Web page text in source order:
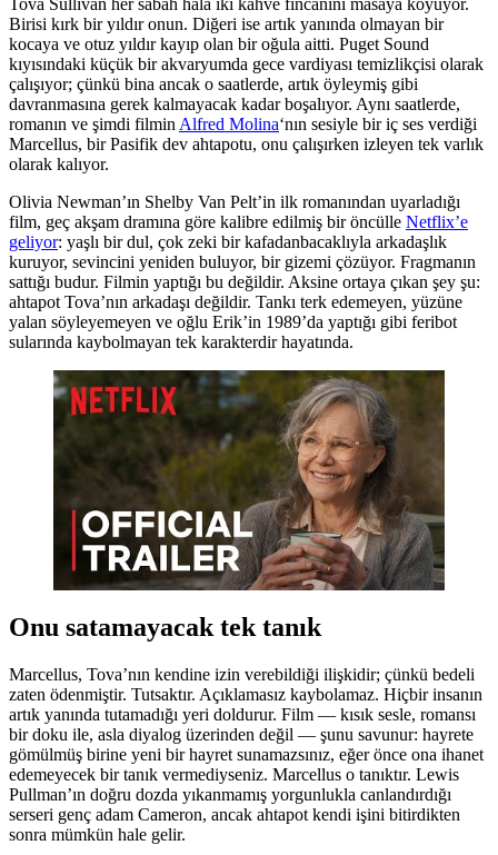
Birisi kırk bir yıldır onun. Diğeri ise artık yanında olmayan bir
kocaya ve otuz yıldır kayıp olan bir oğula aitti. Puget Sound
kıyısındaki küçük bir akvaryumda gece vardiyası temizlikçisi olarak
çalışıyor; çünkü bina ancak o saatlerde, artık öyleymiş gibi
davranmasına gerek kalmayacak kadar boşalıyor. Aynı saatlerde,
romanın ve şimdi filmin Alfred Molina‘nın sesiyle bir iç ses verdiği
Marcellus, bir Pasifik dev ahtapotu, onu çalışırken izleyen tek varlık
olarak kalıyor.
Olivia Newman’ın Shelby Van Pelt’in ilk romanından uyarladığı
film, geç akşam dramına göre kalibre edilmiş bir öncülle Netflix’e
geliyor: yaşlı bir dul, çok zeki bir kafadanbacaklıyla arkadaşlık
kuruyor, sevincini yeniden buluyor, bir gizemi çözüyor. Fragmanın
sattığı budur. Filmin yaptığı bu değildir. Aksine ortaya çıkan şey şu:
ahtapot Tova’nın arkadaşı değildir. Tankı terk edemeyen, yüzüne
yalan söyleyemeyen ve oğlu Erik’in 1989’da yaptığı gibi feribot
sularında kaybolmayan tek karakterdir hayatında.
Onu satamayacak tek tanık
Marcellus, Tova’nın kendine izin verebildiği ilişkidir; çünkü bedeli
zaten ödenmiştir. Tutsaktır. Açıklamasız kaybolamaz. Hiçbir insanın
artık yanında tutamadığı yeri doldurur. Film — kısık sesle, romansı
bir doku ile, asla diyalog üzerinden değil — şunu savunur: hayrete
gömülmüş birine yeni bir hayret sunamazsınız, eğer önce ona ihanet
edemeyecek bir tanık vermediyseniz. Marcellus o tanıktır. Lewis
Pullman’ın doğru dozda yıkanmamış yorgunlukla canlandırdığı
serseri genç adam Cameron, ancak ahtapot kendi işini bitirdikten
sonra mümkün hale gelir.